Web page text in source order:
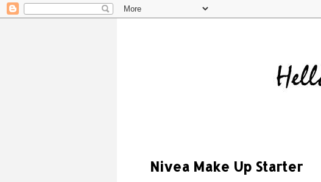
Nivea Make Up Starter